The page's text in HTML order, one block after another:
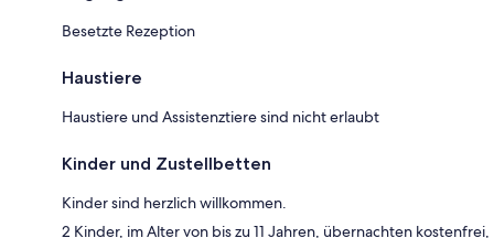
Besetzte Rezeption
Haustiere
Haustiere und Assistenztiere sind nicht erlaubt
Kinder und Zustellbetten
Kinder sind herzlich willkommen.
2 Kinder, im Alter von bis zu 11 Jahren, übernachten kostenfrei,